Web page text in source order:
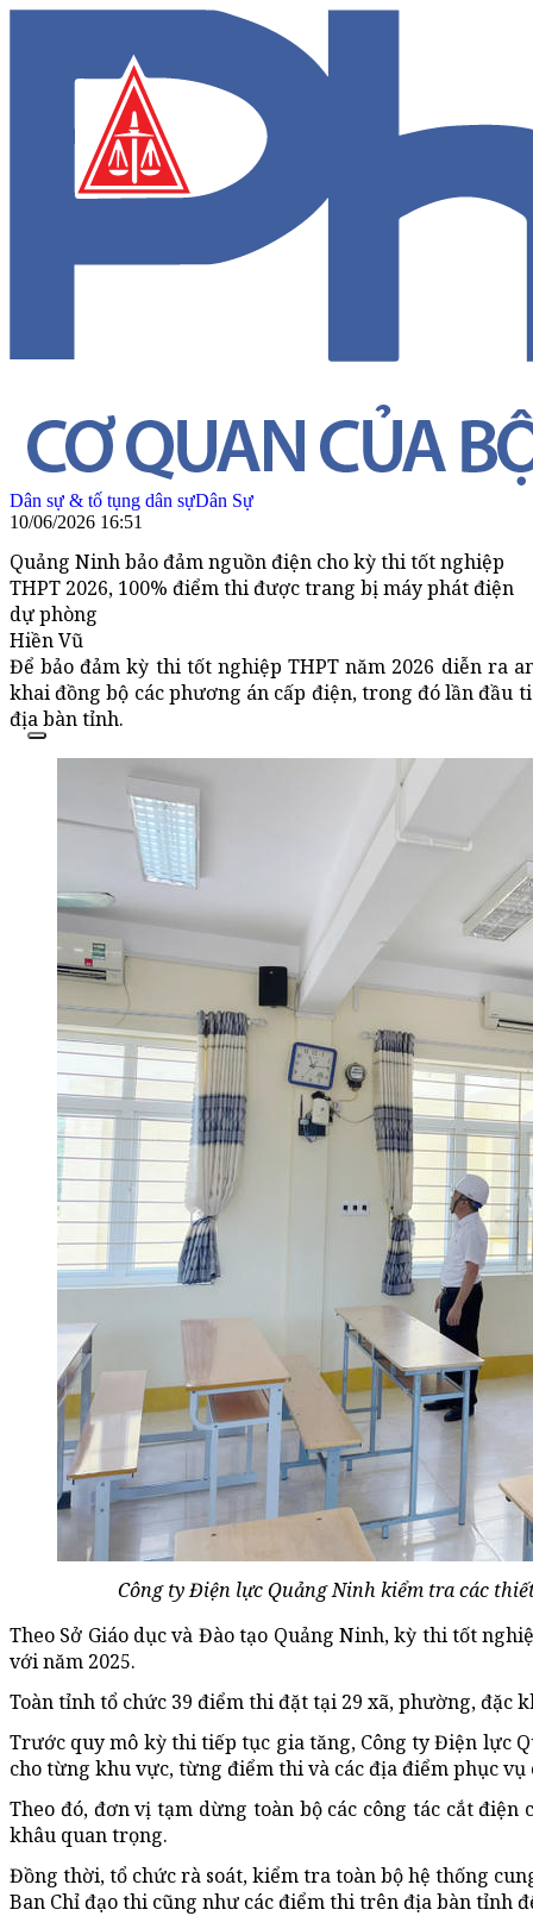
Dân sự & tố tụng dân sựDân Sự
10/06/2026 16:51
Quảng Ninh bảo đảm nguồn điện cho kỳ thi tốt nghiệp
THPT 2026, 100% điểm thi được trang bị máy phát điện
dự phòng
Hiền Vũ
Để bảo đảm kỳ thi tốt nghiệp THPT năm 2026 diễn ra
khai đồng bộ các phương án cấp điện, trong đó lần
địa bàn tỉnh.
Công ty Điện lực Quảng Ninh kiểm tra các
Theo Sở Giáo dục và Đào tạo Quảng Ninh, kỳ thi tốt
với năm 2025.
Toàn tỉnh tổ chức 39 điểm thi đặt tại 29 xã, phường, đặc
Trước quy mô kỳ thi tiếp tục gia tăng, Công ty Điện lực
cho từng khu vực, từng điểm thi và các địa điểm phục
Theo đó, đơn vị tạm dừng toàn bộ các công tác cắt
khâu quan trọng.
Đồng thời, tổ chức rà soát, kiểm tra toàn bộ hệ thống
Ban Chỉ đạo thi cũng như các điểm thi trên địa bàn tỉnh